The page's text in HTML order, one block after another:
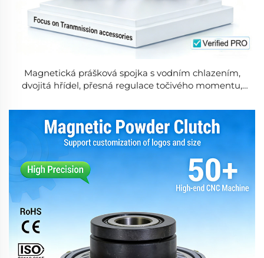
Magnetická prášková spojka s vodním chlazením,
dvojitá hřídel, přesná regulace točivého momentu,